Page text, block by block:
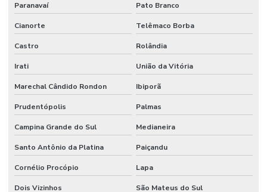
Paranavaí Pato Branco
Cianorte Telêmaco Borba
Castro Rolândia
Irati União da Vitória
Marechal Cândido Rondon Ibiporã
Prudentópolis Palmas
Campina Grande do Sul Medianeira
Santo Antônio da Platina Paiçandu
Cornélio Procópio Lapa
Dois Vizinhos São Mateus do Sul